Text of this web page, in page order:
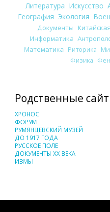
Литература Искусство
География Экология
Документы
Информатика
Математика Риторика
Физика
Родственные
ХРОНОС
ФОРУМ
РУМЯНЦЕВСКИЙ МУЗЕЙ
ДО 1917 ГОДА
РУССКОЕ ПОЛЕ
ДОКУМЕНТЫ XX ВЕКА
ИЗМЫ